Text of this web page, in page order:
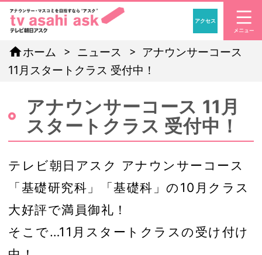
「アナウンサー・マ
アクセス
homeホーム ニュース
アナウンサーコース
11月スタートクラス 受付中！
アナウンサーコース 11月
スタートクラス 受付中！
テレビ朝日アスク アナウンサーコース
「基礎研究科」「基礎科」の10月クラス
大好評で満員御礼！
そこで…11月スタートクラスの受け付け